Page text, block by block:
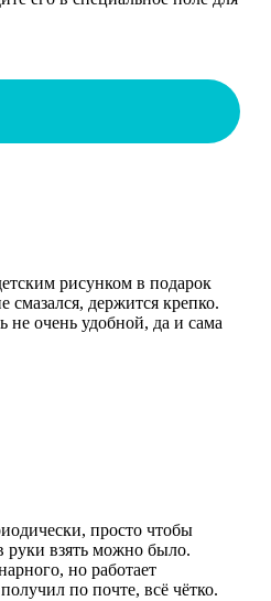
рисунком в подарок
смазался, держится крепко.
не очень удобной, да и сама
просто чтобы
взять можно было.
но работает
по почте, всё чётко.